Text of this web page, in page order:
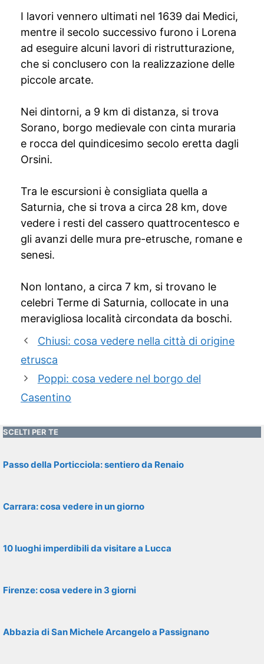
I lavori vennero ultimati nel 1639 dai Medici,
mentre il secolo successivo furono i Lorena
ad eseguire alcuni lavori di ristrutturazione,
che si conclusero con la realizzazione delle
piccole arcate.
Nei dintorni, a 9 km di distanza, si trova
Sorano, borgo medievale con cinta muraria
e rocca del quindicesimo secolo eretta dagli
Orsini.
Tra le escursioni è consigliata quella a
Saturnia, che si trova a circa 28 km, dove
vedere i resti del cassero quattrocentesco e
gli avanzi delle mura pre-etrusche, romane e
senesi.
Non lontano, a circa 7 km, si trovano le
celebri Terme di Saturnia, collocate in una
meravigliosa località circondata da boschi.
Chiusi: cosa vedere nella città di origine
etrusca
Poppi: cosa vedere nel borgo del
Casentino
SCELTI PER TE
Passo della Porticciola: sentiero da Renaio
Carrara: cosa vedere in un giorno
10 luoghi imperdibili da visitare a Lucca
Firenze: cosa vedere in 3 giorni
Abbazia di San Michele Arcangelo a Passignano